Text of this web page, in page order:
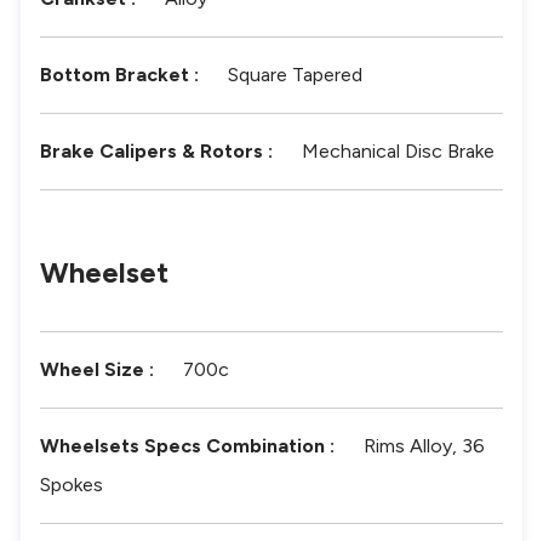
Bottom Bracket : Square Tapered
Brake Calipers & Rotors : Mechanical Disc Brake
Wheelset
Wheel Size : 700c
Wheelsets Specs Combination :
Rims Alloy, 36
Spokes